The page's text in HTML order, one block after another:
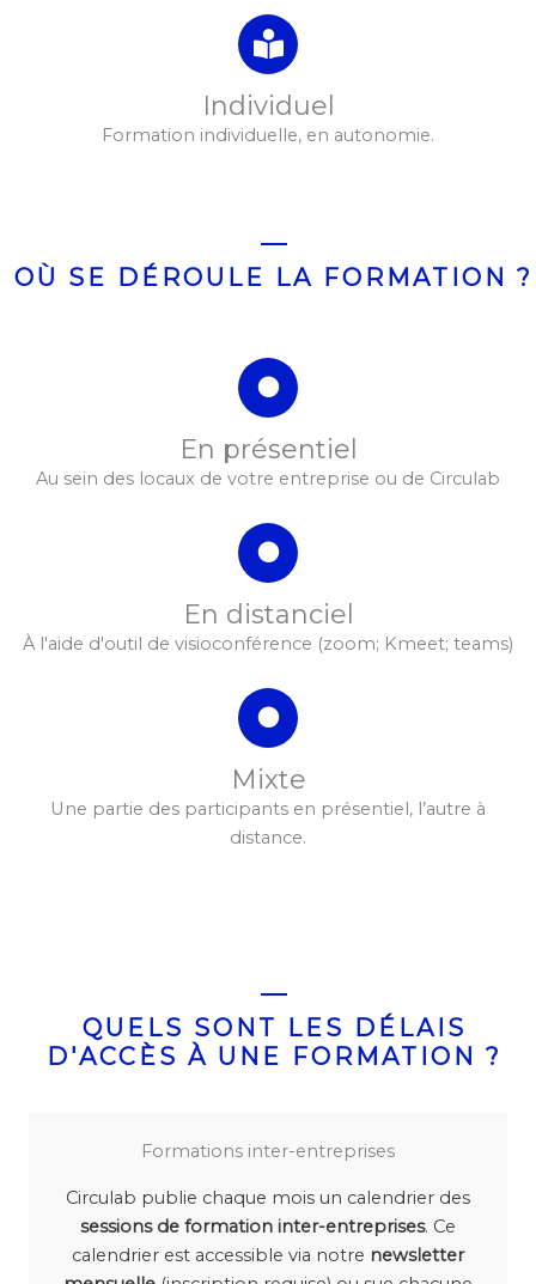
Individuel
Formation individuelle, en autonomie.
OÙ SE DÉROULE LA FORMATION ?
En présentiel
Au sein des locaux de votre entreprise ou de Circulab
En distanciel
À l'aide d'outil de visioconférence (zoom; Kmeet; teams)
Mixte
Une partie des participants en présentiel, l’autre à
distance.
QUELS SONT LES DÉLAIS
D'ACCÈS À UNE FORMATION ?
Formations inter-entreprises
Circulab publie chaque mois un calendrier des
sessions de formation inter-entreprises. Ce
calendrier est accessible via notre newsletter